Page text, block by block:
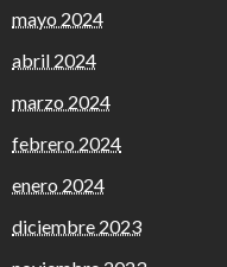
mayo 2024
abril 2024
marzo 2024
febrero 2024
enero 2024
diciembre 2023